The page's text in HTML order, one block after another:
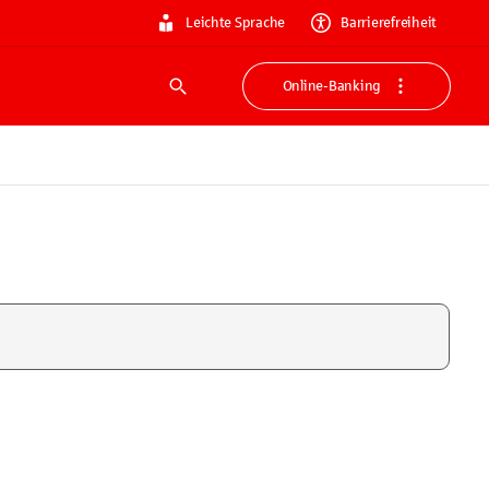
Leichte Sprache Barrierefreiheit
Suche
Online-Banking